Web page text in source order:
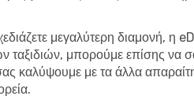
μεγαλύτερη διαμονή, η
ταξιδιών, μπορούμε επίσης να
με τα άλλα